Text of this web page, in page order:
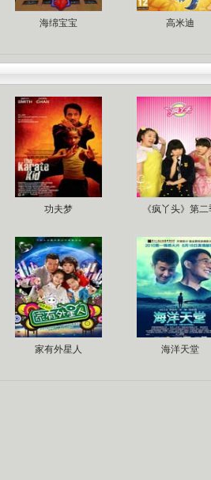
海绵宝宝 高米迪
功夫梦 《疯丫头》第二
家有外星人 海洋天堂